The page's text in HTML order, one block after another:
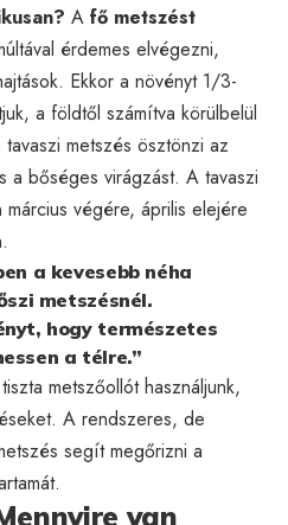
A fő metszést
érdemes elvégezni,
Ekkor a növényt 1/3-
a földtől számítva körülbelül
metszés ösztönzi az
a bőséges virágzást. A tavaszi
végére, április elejére
a kevesebb néha
metszésnél.
hogy természetes
a télre.”
metszőollót használjunk,
A rendszeres, de
segít megőrizni a
van